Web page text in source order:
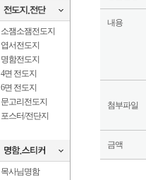
소잼소잼전도지
엽서전도지
명함전도지
4면 전도지
6면 전도지
문고리전도지
포스터/전단지
목사님명함
내용
첨부파일
금액